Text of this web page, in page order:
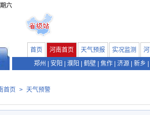
六
首页 河南首页 天气预报 实况监测
郑州
安阳 濮阳 鹤壁 焦作 济源 新乡
首页 > 天气预警